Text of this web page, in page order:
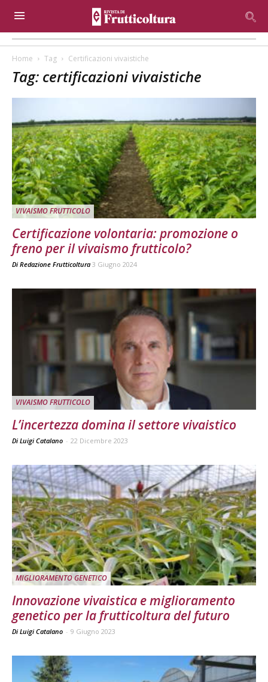
Home Tag Certificazioni vivaistiche
Tag: certificazioni vivaistiche
VIVAISMO FRUTTICOLO
Certificazione volontaria: promozione o
freno per il vivaismo frutticolo?
Di Redazione Frutticoltura 3 Giugno 2024
VIVAISMO FRUTTICOLO
L’incertezza domina il settore vivaistico
Di Luigi Catalano - 22 Dicembre 2023
MIGLIORAMENTO GENETICO
Innovazione vivaistica e miglioramento
genetico per la frutticoltura del futuro
Di Luigi Catalano - 9 Giugno 2023